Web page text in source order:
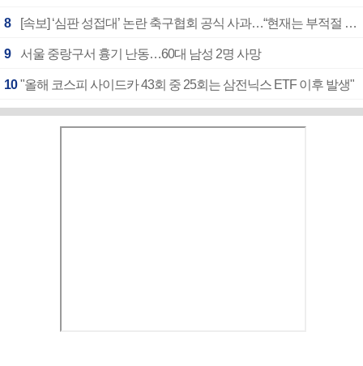
8 [속보] ‘심판 성접대’ 논란 축구협회 공식 사과…“현재는 부적절 행위 없어”
9 서울 중랑구서 흉기 난동…60대 남성 2명 사망
10 "올해 코스피 사이드카 43회 중 25회는 삼전닉스 ETF 이후 발생"